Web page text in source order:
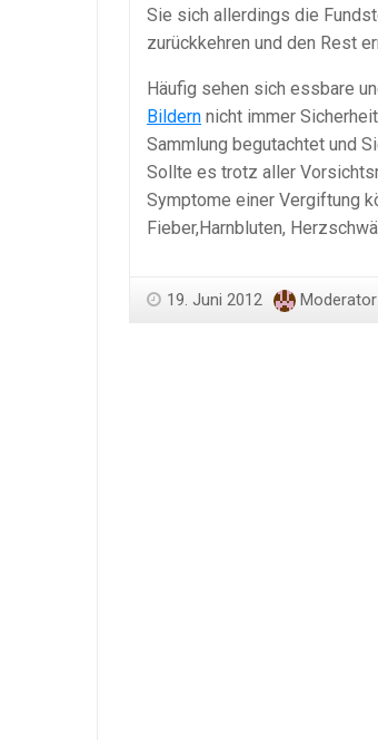
Sie sich allerdings die
zurückkehren und den Rest
Häufig sehen sich essbare
Bildern nicht immer
Sammlung begutachtet und
Sollte es trotz aller
Symptome einer Vergiftung
Fieber,Harnbluten,
19. Juni 2012 Moderator